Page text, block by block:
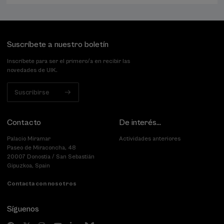
Suscríbete a nuestro boletín
Inscríbete para ser el primero/a en recibir las
novedades de UIK.
Suscribirse
Contacto
Palacio Miramar
Paseo de Miraconcha, 48
20007 Donostia / San Sebastián
Gipuzkoa, Spain
Contacta con nosotros
De interés...
Actividades anteriores
Síguenos